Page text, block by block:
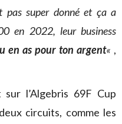
pas super donné et ça a
en 2022, leur business
en as pour ton argent« ,
l’Algebris 69F Cup
circuits, comme les